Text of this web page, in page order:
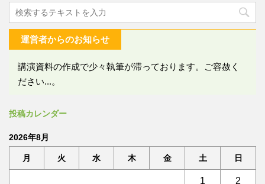
運営者からのお知らせ
講演資料の作成で少々執筆が滞っております。ご容赦く
ださい...。
投稿カレンダー
2026年8月
月 火 水 木 金 土 日
1 2